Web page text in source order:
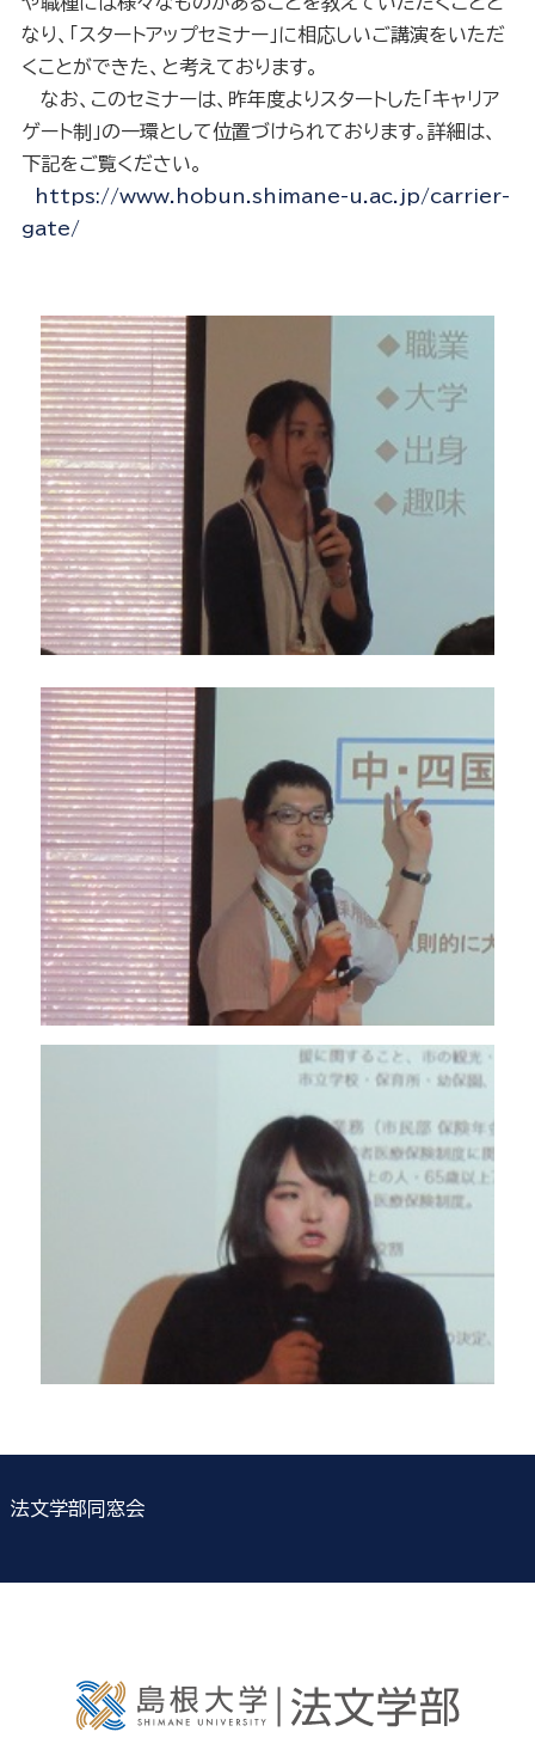
なり、「スタートアップセミナー」に相応しいご講演をいただ
くことができた、と考えております。
なお、このセミナーは、昨年度よりスタートした「キャリア
ゲート制」の一環として位置づけられております。詳細は、
下記をご覧ください。
https://www.hobun.shimane-u.ac.jp/carrier-
gate/
法文学部同窓会